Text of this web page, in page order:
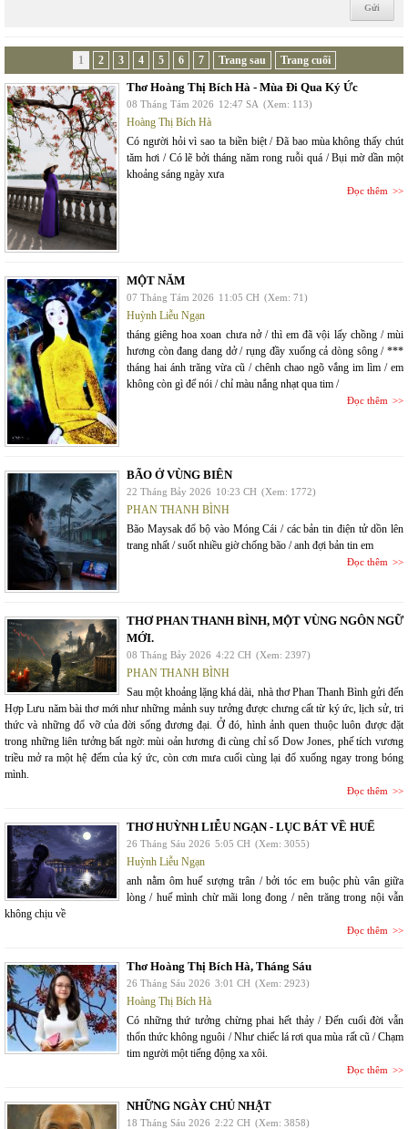
1 2 3 4 5 6 7 Trang sau Trang cuối
Thơ Hoàng Thị Bích Hà - Mùa Đi Qua Ký Ức
08 Tháng Tám 2026 12:47 SA (Xem: 113)
Hoàng Thị Bích Hà
Có người hỏi vì sao ta biền biệt / Đã bao mùa không thấy chút
tăm hơi / Có lẽ bởi tháng năm rong ruỗi quá / Bụi mờ dần một
khoảng sáng ngày xưa
Đọc thêm
MỘT NĂM
07 Tháng Tám 2026 11:05 CH (Xem: 71)
Huỳnh Liễu Ngạn
tháng giêng hoa xoan chưa nở / thì em đã vội lấy chồng / mùi
hương còn đang dang dở / rụng đầy xuống cả dòng sông / ***
tháng hai ánh trăng vừa cũ / chênh chao ngõ vắng im lìm / em
không còn gì để nói / chỉ màu nắng nhạt qua tim /
Đọc thêm
BÃO Ở VÙNG BIÊN
22 Tháng Bảy 2026 10:23 CH (Xem: 1772)
PHAN THANH BÌNH
Bão Maysak đổ bộ vào Móng Cái / các bản tin điện tử dồn lên
trang nhất / suốt nhiều giờ chống bão / anh đợi bản tin em
Đọc thêm
THƠ PHAN THANH BÌNH, MỘT VÙNG NGÔN NGỮ
MỚI.
08 Tháng Bảy 2026 4:22 CH (Xem: 2397)
PHAN THANH BÌNH
Sau một khoảng lặng khá dài, nhà thơ Phan Thanh Bình gửi đến
Hợp Lưu năm bài thơ mới như những mảnh suy tưởng được chưng cất từ ký ức, lịch sử, tri
thức và những đổ vỡ của đời sống đương đại. Ở đó, hình ảnh quen thuộc luôn được đặt
trong những liên tưởng bất ngờ: mùi oản hương đi cùng chỉ số Dow Jones, phế tích vương
triều mở ra một hệ đếm của ký ức, còn cơn mưa cuối cùng lại đổ xuống ngay trong bóng
mình.
Đọc thêm
THƠ HUỲNH LIỄU NGẠN - LỤC BÁT VỀ HUẾ
26 Tháng Sáu 2026 5:05 CH (Xem: 3055)
Huỳnh Liễu Ngạn
anh nằm ôm huế sượng trân / bởi tóc em buộc phù vân giữa
lòng / huế mình chừ mãi long đong / nên trăng trong nội vẫn
không chịu về
Đọc thêm
Thơ Hoàng Thị Bích Hà, Tháng Sáu
26 Tháng Sáu 2026 3:01 CH (Xem: 2923)
Hoàng Thị Bích Hà
Có những thứ tưởng chừng phai hết thảy / Đến cuối đời vẫn
thổn thức không nguôi / Như chiếc lá rơi qua mùa rất cũ / Chạm
tim người một tiếng động xa xôi.
Đọc thêm
NHỮNG NGÀY CHỦ NHẬT
18 Tháng Sáu 2026 2:22 CH (Xem: 3858)